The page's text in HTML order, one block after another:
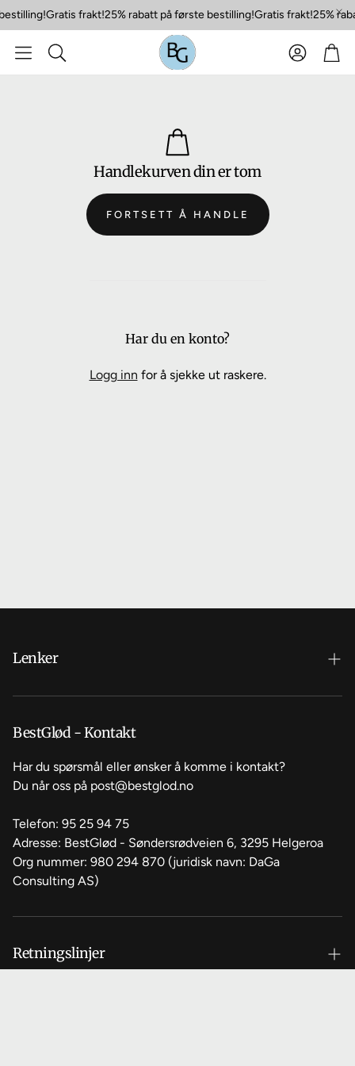
Gratis frakt!25% rabatt på første bestilling!Gratis frakt!25%
Søk
Konto
Handlekurven din er tom
FORTSETT Å HANDLE
Har du en konto?
Logg inn for å sjekke ut raskere.
Lenker
Hvorfor velge BestGlød?
Om oss
Kontakt oss
Vanlige spørsmål
BestGlød - Kontakt
Har du spørsmål eller ønsker å komme i kontakt?
Du når oss på post@bestglod.no
Telefon: 95 25 94 75
Adresse: BestGlød - Søndersrødveien 6, 3295 Helgeroa
Org nummer: 980 294 870 (juridisk navn: DaGa
Consulting AS)
Retningslinjer